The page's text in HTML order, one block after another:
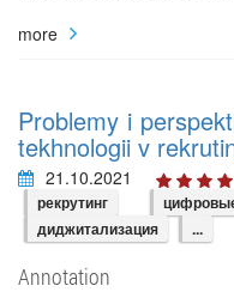
more
Problemy i
tekhnologii v
21.10.2021
рекрутинг
диджитализация
...
Annotation